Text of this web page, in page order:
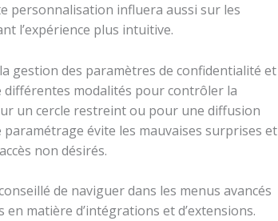
personnalisation influera aussi sur les
l’expérience plus intuitive.
gestion des paramètres de confidentialité et
modalités pour contrôler la
un cercle restreint ou pour une diffusion
évite les mauvaises surprises et
non désirés.
de naviguer dans les menus avancés
matière d’intégrations et d’extensions.